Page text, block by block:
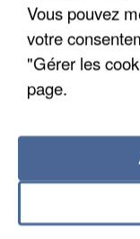
L’UN DES
MAFIA
Vous pouvez
votre
"Gérer les
page.